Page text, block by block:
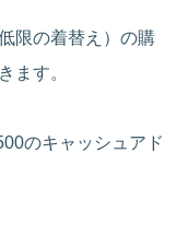
限の着替え）の購
ます。
のキャッシュアド